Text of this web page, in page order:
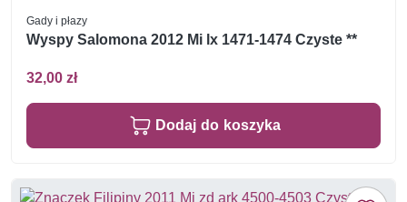
Gady i płazy
Wyspy Salomona 2012 Mi lx 1471-1474 Czyste **
32,00 zł
Dodaj do koszyka